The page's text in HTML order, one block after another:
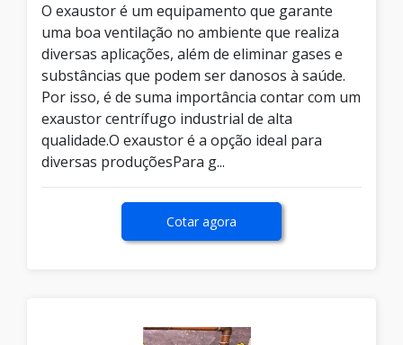
O exaustor é um equipamento que garante
uma boa ventilação no ambiente que realiza
diversas aplicações, além de eliminar gases e
substâncias que podem ser danosos à saúde.
Por isso, é de suma importância contar com um
exaustor centrífugo industrial de alta
qualidade.O exaustor é a opção ideal para
diversas produçõesPara g...
Cotar agora